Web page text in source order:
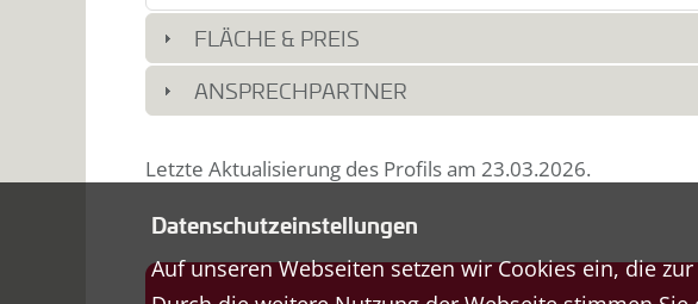
Datenschutzeinstellungen
Auf unseren Webseiten setzen wir Cookies ein, die
FLÄCHE & PREIS
ANSPRECHPARTNER
Letzte Aktualisierung des Profils am 23.03.2026.